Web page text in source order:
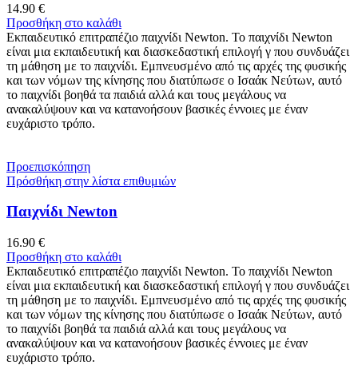
14.90 €
Προσθήκη στο καλάθι
Εκπαιδευτικό επιτραπέζιο παιχνίδι Newton. Το παιχνίδι Newton
είναι μια εκπαιδευτική και διασκεδαστική επιλογή γ που συνδυάζει
τη μάθηση με το παιχνίδι. Εμπνευσμένο από τις αρχές της φυσικής
και των νόμων της κίνησης που διατύπωσε ο Ισαάκ Νεύτων, αυτό
το παιχνίδι βοηθά τα παιδιά αλλά και τους μεγάλους να
ανακαλύψουν και να κατανοήσουν βασικές έννοιες με έναν
ευχάριστο τρόπο.
Προεπισκόπηση
Πρόσθήκη στην λίστα επιθυμιών
Παιχνίδι Newton
16.90 €
Προσθήκη στο καλάθι
Εκπαιδευτικό επιτραπέζιο παιχνίδι Newton. Το παιχνίδι Newton
είναι μια εκπαιδευτική και διασκεδαστική επιλογή γ που συνδυάζει
τη μάθηση με το παιχνίδι. Εμπνευσμένο από τις αρχές της φυσικής
και των νόμων της κίνησης που διατύπωσε ο Ισαάκ Νεύτων, αυτό
το παιχνίδι βοηθά τα παιδιά αλλά και τους μεγάλους να
ανακαλύψουν και να κατανοήσουν βασικές έννοιες με έναν
ευχάριστο τρόπο.